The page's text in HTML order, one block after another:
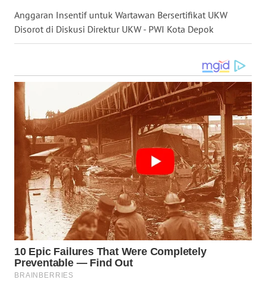
Anggaran Insentif untuk Wartawan Bersertifikat UKW
Disorot di Diskusi Direktur UKW - PWI Kota Depok
WN
SULSEL
WN
GORONTALO
WN
SULUT
WN
MALUKU
MALUT